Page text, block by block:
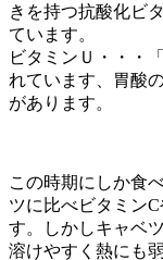
きを持つ抗酸化ビ
ています。
ビタミンＵ・・・
れています、胃酸
があります。
この時期にしか食
ツに比べビタミン
す。しかしキャベ
溶けやすく熱にも